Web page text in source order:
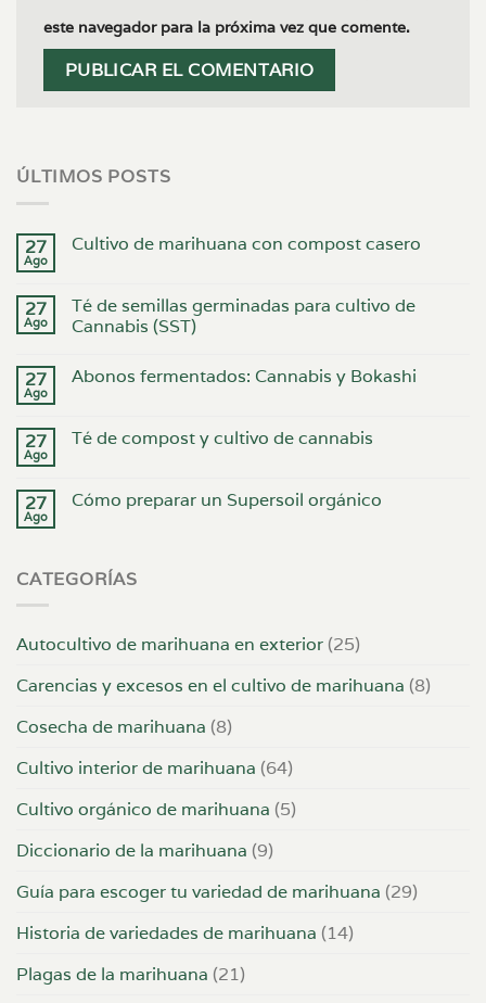
este navegador para la próxima vez que comente.
ÚLTIMOS POSTS
27
Ago
Cultivo de marihuana con compost casero
27
Ago
Té de semillas germinadas para cultivo de
Cannabis (SST)
27
Ago
Abonos fermentados: Cannabis y Bokashi
27
Ago
Té de compost y cultivo de cannabis
27
Ago
Cómo preparar un Supersoil orgánico
CATEGORÍAS
Autocultivo de marihuana en exterior (25)
Carencias y excesos en el cultivo de marihuana (8)
Cosecha de marihuana (8)
Cultivo interior de marihuana (64)
Cultivo orgánico de marihuana (5)
Diccionario de la marihuana (9)
Guía para escoger tu variedad de marihuana (29)
Historia de variedades de marihuana (14)
Plagas de la marihuana (21)